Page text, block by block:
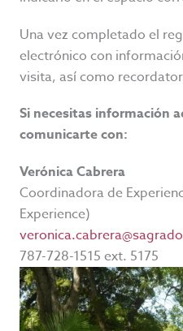
Una vez completado el
electrónico con
visita, así como
Si necesitas información
comunicarte con:
Verónica Cabrera
Coordinadora de
Experience)
787-728-1515 ext. 5175